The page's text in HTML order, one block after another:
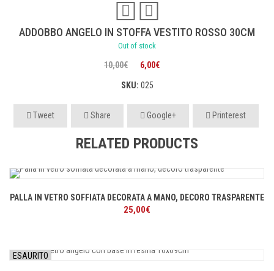
ADDOBBO ANGELO IN STOFFA VESTITO ROSSO 30CM
Out of stock
10,00€
Il
prezzo
era:
6,00€
è:
SKU: 025
Tweet Share Google+ Printerest
RELATED PRODUCTS
PALLA IN VETRO SOFFIATA DECORATA A MANO, DECORO TRASPARENTE
25,00€
ESAURITO